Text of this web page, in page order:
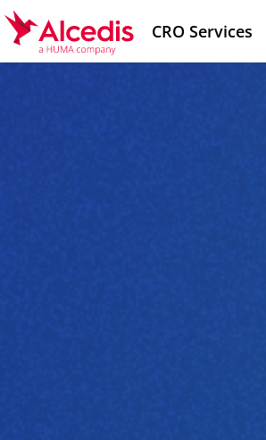
Direkt
zum
Inhalt
CRO Services